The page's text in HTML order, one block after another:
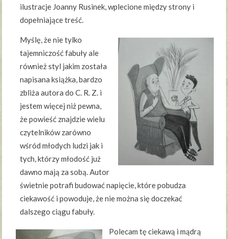
ilustracje Joanny Rusinek, wplecione między strony i
dopełniające treść.
Myślę, że nie tylko
tajemniczość fabuły ale
również styl jakim została
napisana książka, bardzo
zbliża autora do C. R. Z. i
jestem więcej niż pewna,
że powieść znajdzie wielu
czytelników zarówno
wśród młodych ludzi jak i
tych, którzy młodość już
dawno mają za sobą. Autor
świetnie potrafi budować napięcie, które pobudza
ciekawość i powoduje, że nie można się doczekać
dalszego ciągu fabuły.
Polecam tę ciekawą i mądrą